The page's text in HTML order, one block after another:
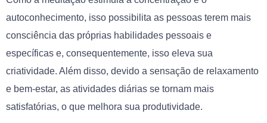
autoconhecimento, isso possibilita as pessoas terem mais
consciência das próprias habilidades pessoais e
específicas e, consequentemente, isso eleva sua
criatividade. Além disso, devido a sensação de relaxamento
e bem-estar, as atividades diárias se tornam mais
satisfatórias, o que melhora sua produtividade.